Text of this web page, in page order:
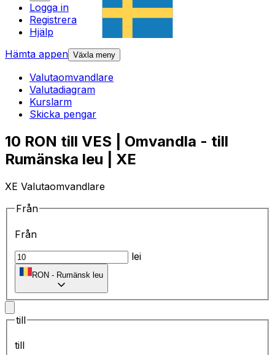
Logga in
Registrera
Hjälp
Hämta appen Växla meny
Valutaomvandlare
Valutadiagram
Kurslarm
Skicka pengar
10 RON till VES | Omvandla - till
Rumänska leu | XE
XE Valutaomvandlare
Från
Från
lei
RON - Rumänsk leu
till
till